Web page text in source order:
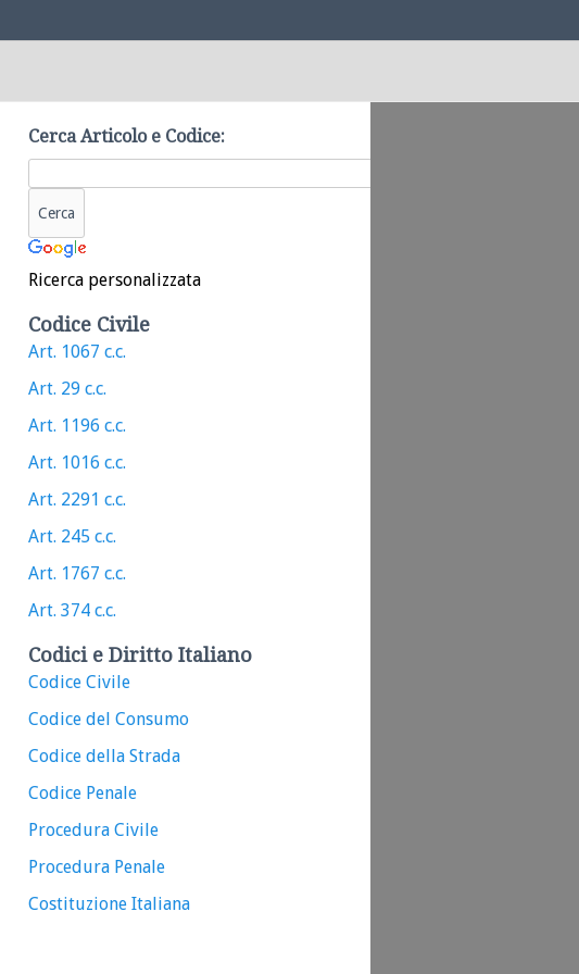
Cerca Articolo e Codice:
Ricerca personalizzata
Codice Civile
Art. 1067 c.c.
Art. 29 c.c.
Art. 1196 c.c.
Art. 1016 c.c.
Art. 2291 c.c.
Art. 245 c.c.
Art. 1767 c.c.
Art. 374 c.c.
Codici e Diritto Italiano
Codice Civile
Codice del Consumo
Codice della Strada
Codice Penale
Procedura Civile
Procedura Penale
Costituzione Italiana